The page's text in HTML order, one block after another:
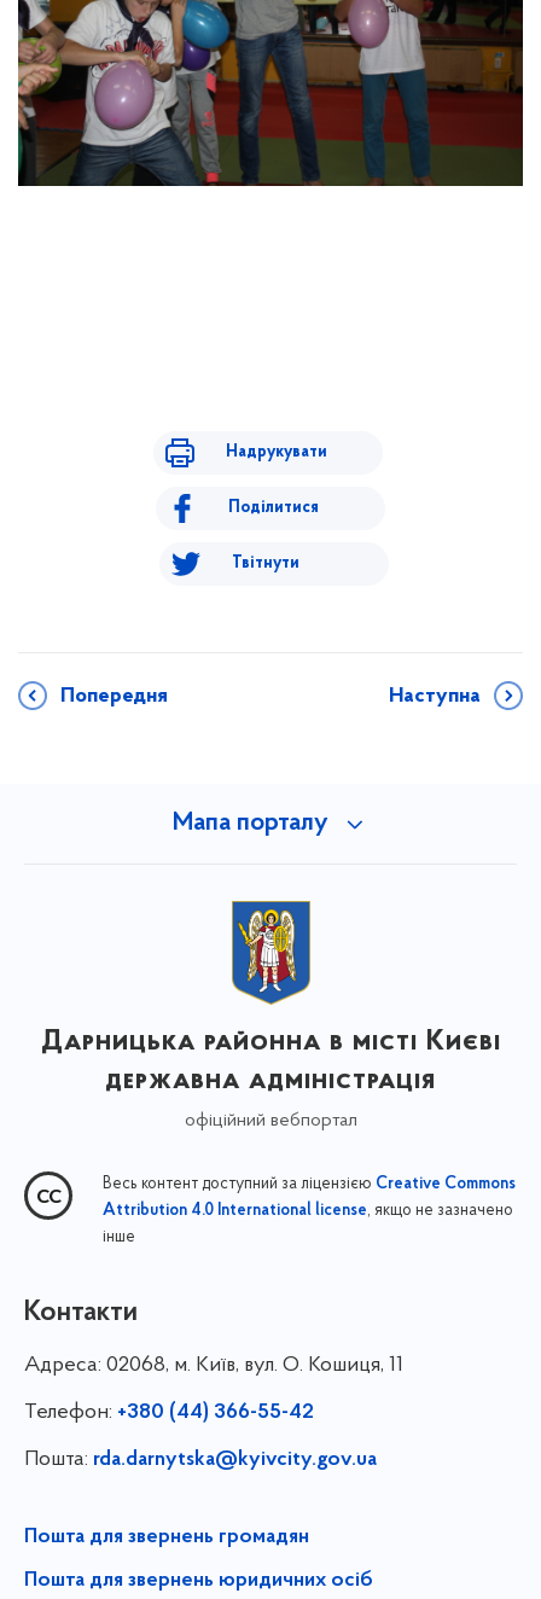
Надрукувати
Поділитися
Твітнути
Попередня Наступна
Мапа порталу
Дарницька районна в місті Києві
державна адміністрація
офіційний вебпортал
Весь контент доступний за ліцензією Creative Commons
Attribution 4.0 International license, якщо не зазначено
інше
Контакти
Адреса: 02068, м. Київ, вул. О. Кошиця, 11
Телефон: +380 (44) 366-55-42
Пошта: rda.darnytska@kyivcity.gov.ua
Пошта для звернень громадян
Пошта для звернень юридичних осіб